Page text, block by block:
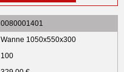
0080001401
Wanne 1050x550x300
100